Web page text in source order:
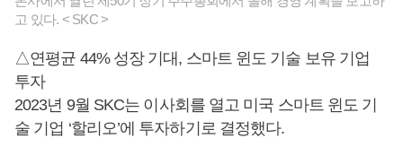
고 있다. < SKC >
△연평균 44% 성장 기대, 스마트 윈도 기술 보유 기업
투자
2023년 9월 SKC는 이사회를 열고 미국 스마트 윈도 기
술 기업 ‘할리오’에 투자하기로 결정했다.